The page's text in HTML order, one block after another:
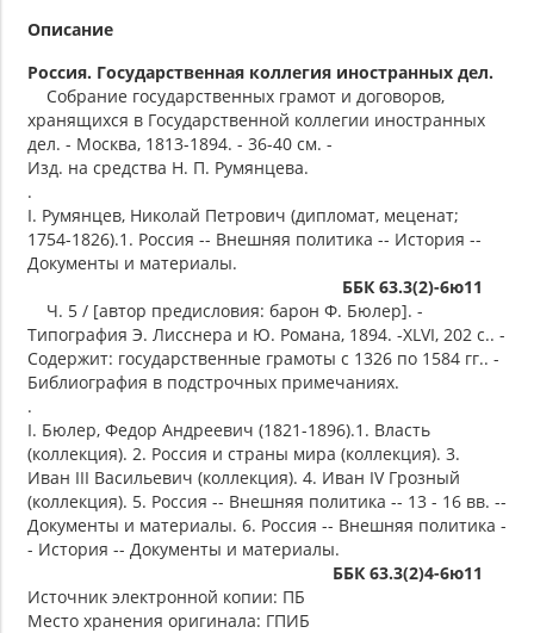
Описание
Россия. Государственная коллегия иностранных дел.
Собрание государственных грамот и договоров,
хранящихся в Государственной коллегии иностранных
дел. - Москва, 1813-1894. - 36-40 см. -
Изд. на средства Н. П. Румянцева.
.
I. Румянцев, Николай Петрович (дипломат, меценат;
1754-1826).1. Россия -- Внешняя политика -- История --
Документы и материалы.
ББК 63.3(2)-6ю11
Ч. 5 / [автор предисловия: барон Ф. Бюлер]. -
Типография Э. Лисснера и Ю. Романа, 1894. -XLVI, 202 с.. -
Содержит: государственные грамоты с 1326 по 1584 гг.. -
Библиография в подстрочных примечаниях.
.
I. Бюлер, Федор Андреевич (1821-1896).1. Власть
(коллекция). 2. Россия и страны мира (коллекция). 3.
Иван III Васильевич (коллекция). 4. Иван IV Грозный
(коллекция). 5. Россия -- Внешняя политика -- 13 - 16 вв. --
Документы и материалы. 6. Россия -- Внешняя политика -
- История -- Документы и материалы.
ББК 63.3(2)4-6ю11
Источник электронной копии: ПБ
Место хранения оригинала: ГПИБ